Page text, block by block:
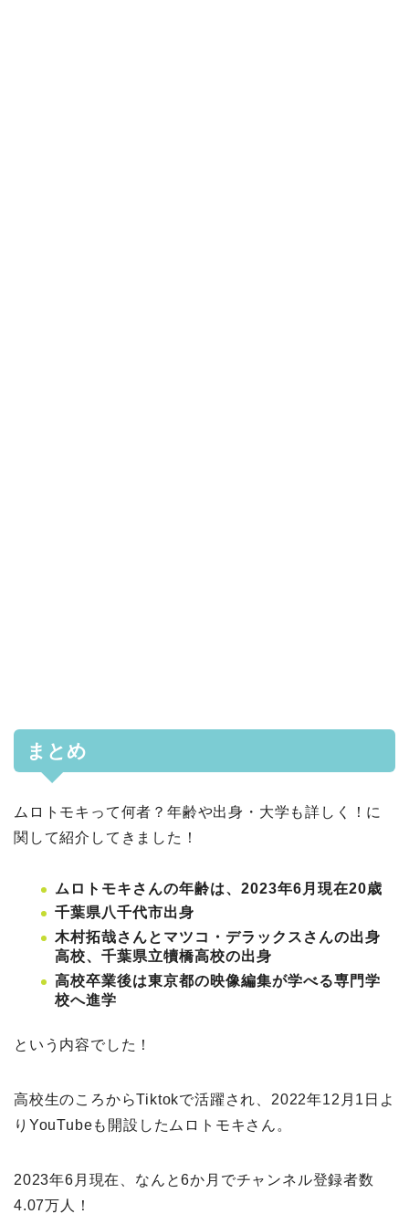
まとめ
ムロトモキって何者？年齢や出身・大学も詳しく！に
関して紹介してきました！
ムロトモキさんの年齢は、2023年6月現在20歳
千葉県八千代市出身
木村拓哉さんとマツコ・デラックスさんの出身
高校、千葉県立犢橋高校の出身
高校卒業後は東京都の映像編集が学べる専門学
校へ進学
という内容でした！
高校生のころからTiktokで活躍され、2022年12月1日よ
りYouTubeも開設したムロトモキさん。
2023年6月現在、なんと6か月でチャンネル登録者数
4.07万人！